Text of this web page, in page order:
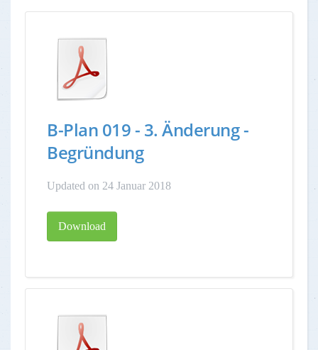
B-Plan 019 - 3. Änderung -
Begründung
Updated on 24 Januar 2018
Download